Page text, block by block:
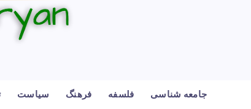
سیاست فرهنگ فلسفه جامعه شناسی